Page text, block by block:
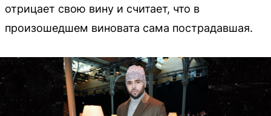
отрицает свою вину и считает, что в
произошедшем виновата сама пострадавшая.